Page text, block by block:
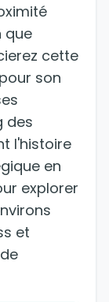
que
cette
son
des
l'histoire
en
explorer
et